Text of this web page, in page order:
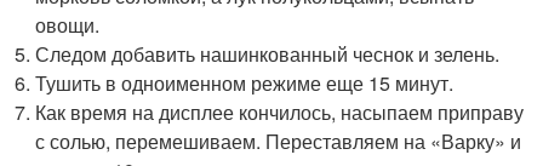
овощи.
Следом добавить нашинкованный чеснок и зелень.
Тушить в одноименном режиме еще 15 минут.
Как время на дисплее кончилось, насыпаем приправу
с солью, перемешиваем. Переставляем на «Варку» и